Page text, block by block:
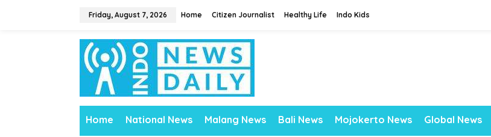
Friday, August 7, 2026 Home Citizen Journalist Healthy Life Indo Kids
Home National News Malang News Bali News Mojokerto News Global News